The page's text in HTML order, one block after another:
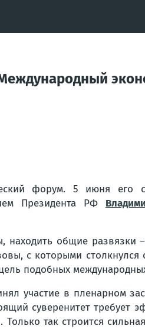
форум. 5 июня
Президента РФ
находить общие развязки
с которыми
подобных
участие в пленарном
суверенитет требует
так строится